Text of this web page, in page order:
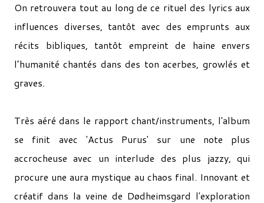
On retrouvera tout au long de ce rituel des lyrics aux
influences diverses, tantôt avec des emprunts aux
récits bibliques, tantôt empreint de haine envers
l’humanité chantés dans des ton acerbes, growlés et
graves.
Très aéré dans le rapport chant/instruments, l'album
se finit avec 'Actus Purus' sur une note plus
accrocheuse avec un interlude des plus jazzy, qui
procure une aura mystique au chaos final. Innovant et
créatif dans la veine de Dødheimsgard l'exploration